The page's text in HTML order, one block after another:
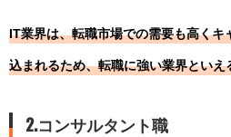
IT業界は、転職市場での需要も高くキ
込まれるため、転職に強い業界といえ
2.コンサルタント職